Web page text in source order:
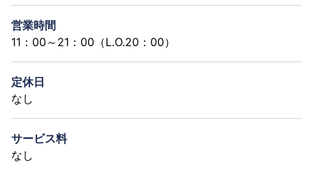
営業時間
11：00～21：00（L.O.20：00）
定休日
なし
サービス料
なし